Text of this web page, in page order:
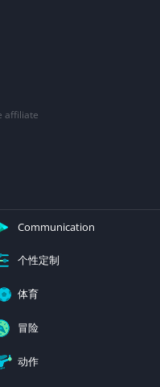
affiliate
Communication
个性定制
体育
冒险
动作